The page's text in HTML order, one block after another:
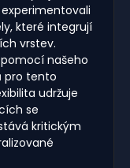
které integrují
vrstev.
našeho
pro tento
udržuje
se
kritickým